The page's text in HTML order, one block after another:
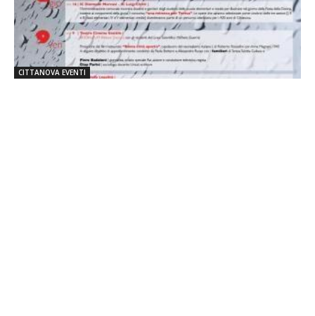
CITTANOVA EVENTI